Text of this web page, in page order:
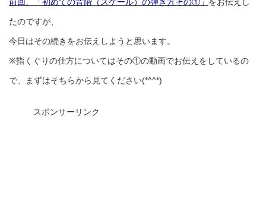
たのですが、
今日はその続きをお伝えしようと思います。
※指くぐりの仕方についてはその①の動画でお伝えをしているの
で、まずはそちらから見てください(*^^*)
スポンサーリンク